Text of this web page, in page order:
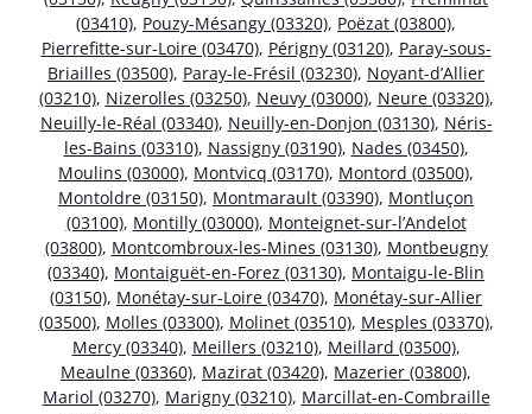
(03410), Pouzy-Mésangy (03320), Poëzat (03800),
Pierrefitte-sur-Loire (03470), Périgny (03120), Paray-sous-
Briailles (03500), Paray-le-Frésil (03230), Noyant-d’Allier
(03210), Nizerolles (03250), Neuvy (03000), Neure (03320),
Neuilly-le-Réal (03340), Neuilly-en-Donjon (03130), Néris-
les-Bains (03310), Nassigny (03190), Nades (03450),
Moulins (03000), Montvicq (03170), Montord (03500),
Montoldre (03150), Montmarault (03390), Montluçon
(03100), Montilly (03000), Monteignet-sur-l’Andelot
(03800), Montcombroux-les-Mines (03130), Montbeugny
(03340), Montaiguët-en-Forez (03130), Montaigu-le-Blin
(03150), Monétay-sur-Loire (03470), Monétay-sur-Allier
(03500), Molles (03300), Molinet (03510), Mesples (03370),
Mercy (03340), Meillers (03210), Meillard (03500),
Meaulne (03360), Mazirat (03420), Mazerier (03800),
Mariol (03270), Marigny (03210), Marcillat-en-Combraille